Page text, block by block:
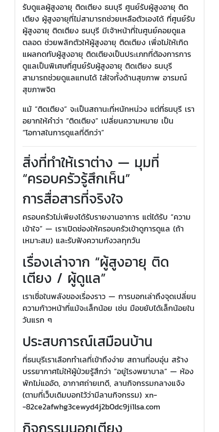
รับดูแลผู้สูงอายุ ติดเตียง ธนบุรี ศูนย์รับผู้สูงอายุ ติด
เตียง ผู้สูงอายุที่ไม่สามารถช่วยเหลือตัวเองได้ ที่ศูนย์รับ
ผู้สูงอายุ ติดเตียง ธนบุรี มีเจ้าหน้าที่ในศูนย์คอยดูแล
ตลอด ช่วยพลิกตัวให้ผู้สูงอายุ ติดเตียง เพื่อไม่ให้เกิด
แผลกดทับผู้สูงอายุ ติดเตียงเป็นประเภทที่ต้องการการ
ดูแลเป็นพิเศษที่ศูนย์รับผู้สูงอายุ ติดเตียง ธนบุรี
สามารถช่วยดูแลแทนได้ ใส่ใจทั้งด้านสุขภาพ อารมณ์
สุขภาพจิต
แม้ “ติดเตียง” จะเป็นสถานะที่หนักหน่วง แต่ที่ธนบุรี เรา
อยากให้คำว่า “ติดเตียง” เปลี่ยนความหมาย เป็น
“โอกาสในการดูแลที่ดีกว่า”
สิ่งที่ทำให้เราต่าง — มุมที่
“ครอบครัวรู้สึกเห็น”
การสื่อสารที่จริงใจ
ครอบครัวไม่เพียงได้รับรายงานอาการ แต่ได้รับ “ความ
เข้าใจ” — เราเปิดช่องให้ครอบครัวเข้าดูการดูแล (ถ้า
เหมาะสม) และรับฟังความกังวลทุกวัน
เรื่องเล่าจาก “ผู้สูงอายุ ติด
เตียง / ผู้ดูแล”
เราเชื่อในพลังของเรื่องราว — การบอกเล่าถึงจุดเปลี่ยน
ความก้าวหน้าที่แม้จะเล็กน้อย เช่น มือขยับได้เล็กน้อยใน
วันแรก ๆ
ประสบการณ์เสมือนบ้าน
ที่ธนบุรีเราเลือกทำเลที่เข้าถึงง่าย สถานที่อบอุ่น สร้าง
บรรยากาศไม่ให้ผู้ป่วยรู้สึกว่า “อยู่โรงพยาบาล” — ห้อง
พักไม่แออัด, อากาศถ่ายเทดี, ลานกิจกรรมกลางแจ้ง
(ตามที่เว็บเดิมบอกไว้ว่ามีลานกิจกรรม) xn-
-82ce2afwhg3cewyd4j2b0dc9ji1lsa.com
กิจกรรมนอกเตียง